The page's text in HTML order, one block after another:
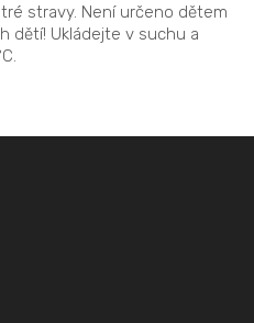
stravy. Není určeno dětem
dětí! Ukládejte v suchu a